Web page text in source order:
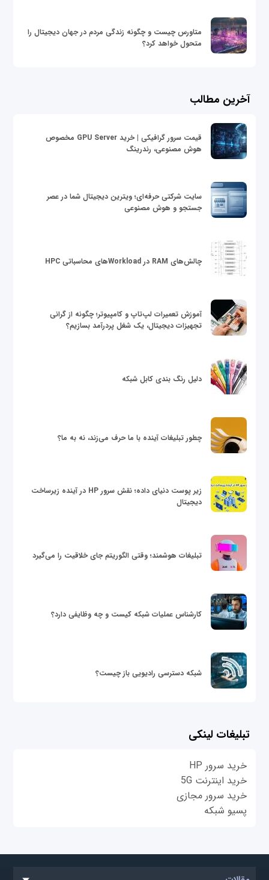
متاورس چیست و چگونه زندگی مردم در جهان دیجیتال را
متحول خواهد کرد؟
آخرین مطالب
قیمت سرور گرافیکی | خرید GPU Server مخصوص
هوش مصنوعی، رندرینگ
سایت شرکتی حرفه‌ای؛ ویترین دیجیتال شما در عصر
جستجو و هوش مصنوعی
چالش‌های RAM در Workloadهای محاسباتی HPC
آموزش تعمیرات لپ‌تاپ و کامپیوتر؛ چگونه از گرانی
تجهیزات دیجیتال، یک شغل پردرآمد بسازیم؟
دلیل رنگ بندی کابل شبکه
چطور تبلیغات آینده با ما حرف می‌زند، نه به ما؟
زیر پوست دنیای داده؛ نقش سرور HP در آینده زیرساخت
دیجیتال
تبلیغات هوشمند؛ وقتی الگوریتم جای خلاقیت را می‌گیرد
کارشناس عملیات شبکه کیست و چه وظایفی دارد؟
شبکه دسترسی رادیویی باز چیست؟
تبلیغات لینکی
خرید سرور HP
خرید اینترنت 5G
خرید سرور مجازی
پسیو شبکه